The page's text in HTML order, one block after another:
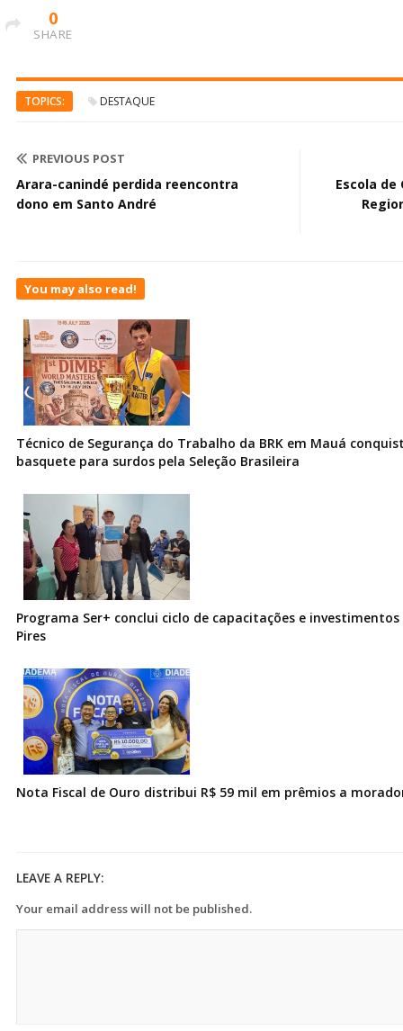
0
SHARE
TOPICS: DESTAQUE
PREVIOUS POST
Arara-canindé perdida reencontra
dono em Santo André
Escola
You may also read!
Técnico de Segurança do Trabalho da BRK em Mauá
basquete para surdos pela Seleção Brasileira
Programa Ser+ conclui ciclo de capacitações e
Pires
Nota Fiscal de Ouro distribui R$ 59 mil em prêmios a
LEAVE A REPLY:
Your email address will not be published.